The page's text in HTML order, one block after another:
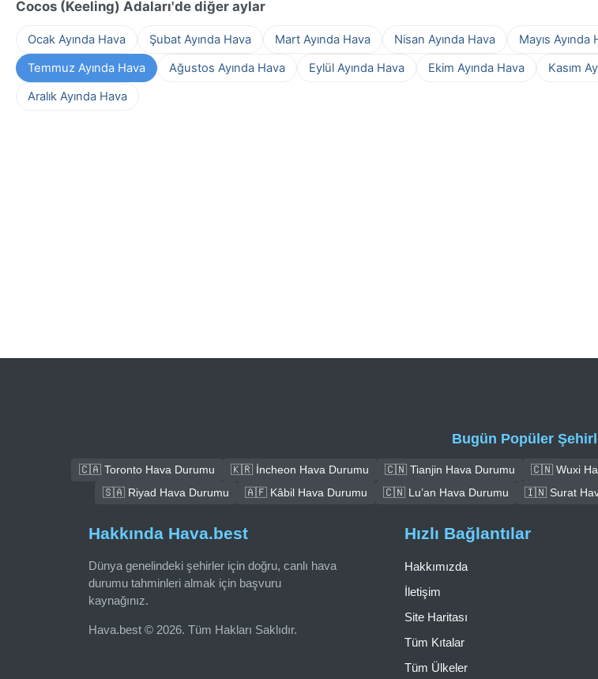
Cocos (Keeling) Adaları'de diğer aylar
Ocak Ayında Hava Şubat Ayında Hava Mart Ayında Hava Nisan Ayında Hava Mayıs Ayında
Temmuz Ayında Hava
Ağustos Ayında Hava Eylül Ayında Hava Ekim Ayında Hava
Kasım
Aralık Ayında Hava
Bugün Popüler
🇨🇦 Toronto Hava Durumu 🇰🇷 İncheon Hava Durumu 🇨🇳 Tianjin Hava Durumu 🇨🇳 Wuxi
🇸🇦 Riyad Hava Durumu
🇦🇫 Kâbil Hava Durumu 🇨🇳 Lu’an Hava Durumu 🇮🇳 Surat
Hakkında Hava.best
Dünya genelindeki şehirler için doğru, canlı hava
durumu tahminleri almak için başvuru
kaynağınız.
Hava.best © 2026. Tüm Hakları Saklıdır.
Hızlı Bağlantılar
Hakkımızda
İletişim
Site Haritası
Tüm Kıtalar
Tüm Ülkeler